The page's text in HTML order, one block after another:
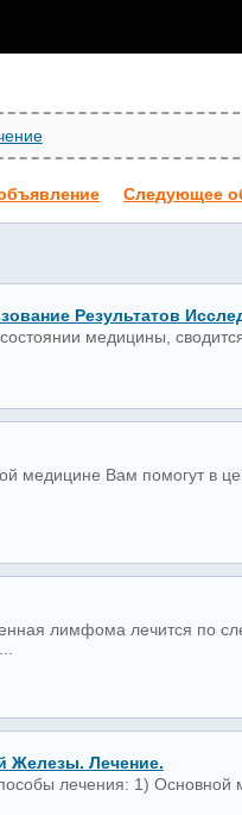
Следующее
Результатов
медицины,
медицине Вам помогут в
лимфома лечится по
Железы. Лечение.
лечения: 1)